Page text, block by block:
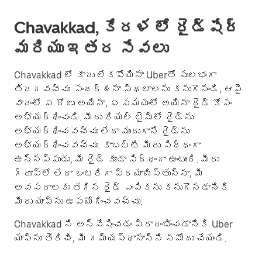
Chavakkad, కేరళ లో రైడ్‌షేర్
మరియు ఇతర సేవలు
Chavakkad లో కారు లేకపోయినా Uberతో సులభంగా
తిరగవచ్చు. సందర్శనా స్థలాలను కనుగొనండి, ఆపై
వారంలో ఏ రోజు అయినా, ఏ సమయంలో అయినా రైడ్ కోసం
అభ్యర్థించండి. మీరు రియల్ టైమ్‌లో రైడ్‌ను
అభ్యర్థించవచ్చు లేదా ముందుగానే రైడ్‌ను
అభ్యర్థించవచ్చు. కాబట్టి మీరు సిద్ధంగా
ఉన్నప్పుడు, మీ రైడ్ కూడా సిద్ధంగా ఉంటుంది. మీరు
గ్రూప్؜లో లేదా ఒంటరిగా ప్రయాణిస్తున్నా, మీ
అవసరాలకు తగిన రైడ్ ఎంపికను కనుగొనడానికి
మీరు యాప్‌ను ఉపయోగించవచ్చు.
Chavakkad ని అన్వేషించడం ప్రారంభించడానికి Uber
యాప్‌ను తెరిచి, మీ గమ్యస్థానాన్ని నమోదు చేయండి.